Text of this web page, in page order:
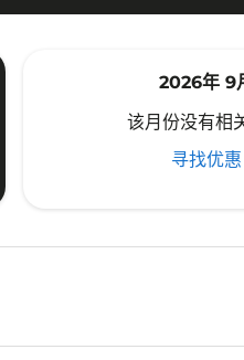
2026年 9
该月份没有相
寻找优惠